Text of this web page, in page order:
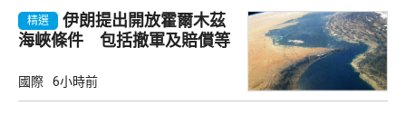
精選
伊朗提出開放霍爾木茲
海峽條件 包括撤軍及賠償等
國際 6小時前